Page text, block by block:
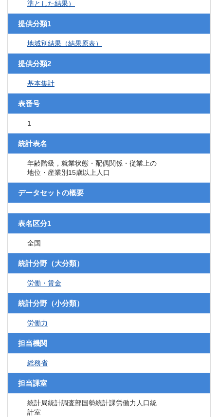
準とした結果）
提供分類1
地域別結果（結果原表）
提供分類2
基本集計
表番号
1
統計表名
年齢階級，就業状態・配偶関係・従業上の
地位・産業別15歳以上人口
データセットの概要
表名区分1
全国
統計分野（大分類）
労働・賃金
統計分野（小分類）
労働力
担当機関
総務省
担当課室
統計局統計調査部国勢統計課労働力人口統
計室